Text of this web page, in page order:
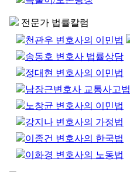
전문가 법률칼럼
천관우 변호사의 이민법
송동호 변호사 법률상담
정대현 변호사의 이민법
남장근변호사 교통사고법
노창균 변호사의 이민법
강지나 변호사의 가정법
이종건 변호사의 한국법
이화경 변호사의 노동법